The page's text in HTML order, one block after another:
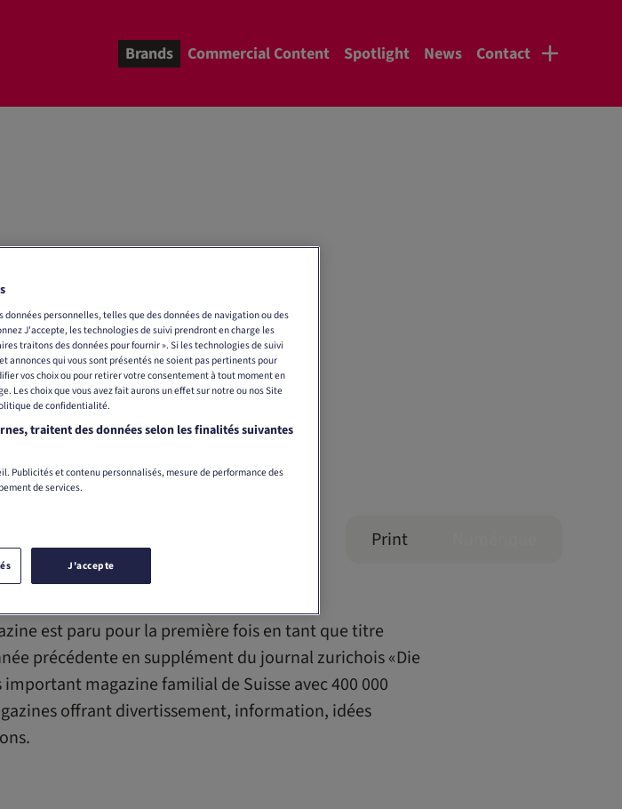
Brands Commercial Content Spotlight News Contact
Print
est paru pour la première fois en tant que titre
précédente en supplément du journal zurichois «Die
magazine familial de Suisse avec 400 000
offrant divertissement, information, idées
personnelles, telles que des données de navigation ou des
J'accepte, les technologies de suivi prendront en charge les
traitons des données pour fournir ». Si les technologies de suivi
annonces qui vous sont présentés ne soient pas pertinents pour
vos choix ou pour retirer votre consentement à tout moment en
Les choix que vous avez fait aurons un effet sur notre ou nos Site
de confidentialité.
traitent des données selon les finalités suivantes
Publicités et contenu personnalisés, mesure de performance des
de services.
J'accepte